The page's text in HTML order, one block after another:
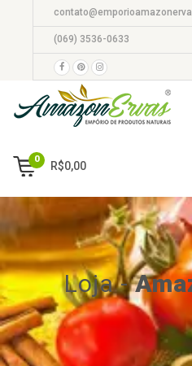
(069) 3536-0633
0
R$0,00
Loja -